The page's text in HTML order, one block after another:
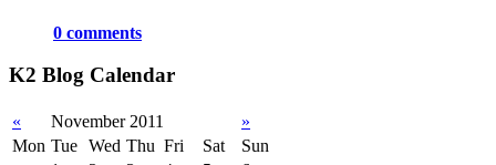
0 comments
K2 Blog Calendar
« November 2011
»
Mon Tue Wed Thu Fri Sat
Sun